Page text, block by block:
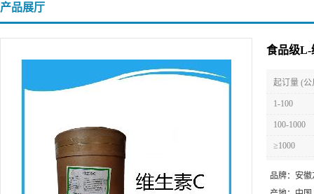
产品展厅
食品级L-
起订量 (公
1-100
100-1000
≥1000
品牌： 安徽